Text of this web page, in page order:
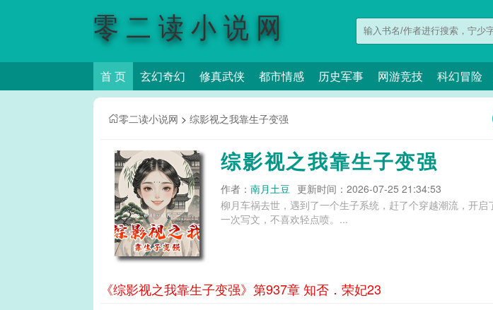
零二读小说网
首 页 玄幻奇幻 修真武侠 都市情感 历史军事 网游竞技 科幻冒险
零二读小说网 > 综影视之我靠生子变强
综影视之我靠生子变强
作者： 南月土豆 更新时间：2026-07-25 21:34:53
柳月车祸去世，遇到了一个生子系统，赶了个穿越潮流，开
一次写文，不喜欢轻点喷。...
《综影视之我靠生子变强》第937章 知否．荣妃23